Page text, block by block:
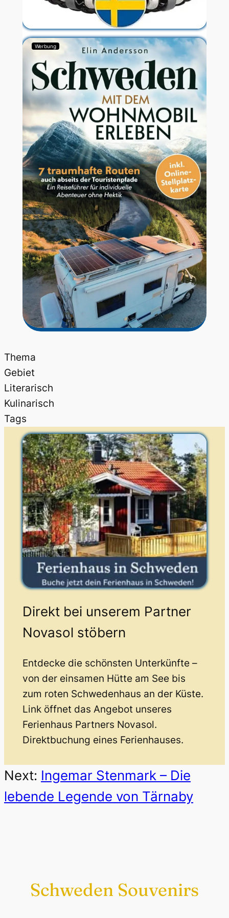
Werbung
Thema
Gebiet
Literarisch
Kulinarisch
Tags
Direkt bei unserem Partner
Novasol stöbern
Entdecke die schönsten Unterkünfte –
von der einsamen Hütte am See bis
zum roten Schwedenhaus an der Küste.
Link öffnet das Angebot unseres
Ferienhaus Partners Novasol.
Direktbuchung eines Ferienhauses.
Next: Ingemar Stenmark – Die
lebende Legende von Tärnaby
Schweden Souvenirs